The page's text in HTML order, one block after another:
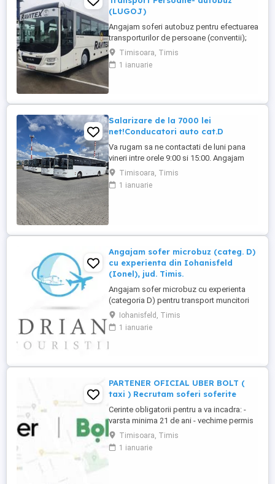
(LUGOJ)
Angajam soferi autobuz pentru efectuarea
transporturilor de persoane (conventii);
Cerinte obligatorii: - OBLIGATORIU
domiciliul stabil in orasul LUGOJ sau
imprejurimi; - Avantaj experienta transport
tichete de masa (30 ...
Timisoara, Timis
1 ianuarie
Salarizare de la 7000 lei
net!Conducatori auto cat.D
Va rugam sa ne contactati de luni pana
vineri intre orele 9:00 si 15:00. Angajam
sofer cu permis Cat. D +atestat
profesional de transport persoane.
Autocar,program de lucru Luni-Vineri 3
Timisoara, Timis
1 ianuarie
Angajam sofer microbuz (categ. D)
cu experienta din Iohanisfeld
(Ionel), jud. Timis.
Angajam sofer microbuz cu experienta
(categoria D) pentru transport muncitori
din zona Iohanisfeld (Ionel), jud. Timis, in
regim de curse regulate, conventie
transport angajati. Domiciliu in Iohanisfeld
telefonic.
Iohanisfeld, Timis
1 ianuarie
PARTENER OFICIAL UBER BOLT (
taxi ) Recrutam soferi soferite
Cerinte obligatorii pentru a va incadra: -
varsta minima 21 de ani - vechime permis
minim 2 ani - cazier judiciar curat -Masina
personala, mai noua de anul 2012 inclusiv,
in 4 usi. ( Pentru cine nu are masina
Timisoara, Timis
1 ianuarie